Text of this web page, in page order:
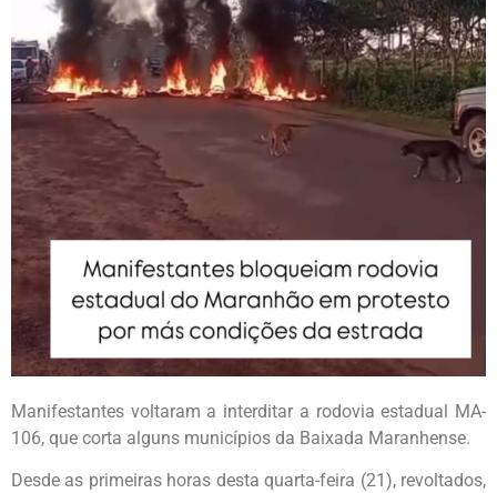
Manifestantes voltaram a interditar a rodovia estadual MA-
106, que corta alguns municípios da Baixada Maranhense.
Desde as primeiras horas desta quarta-feira (21), revoltados,